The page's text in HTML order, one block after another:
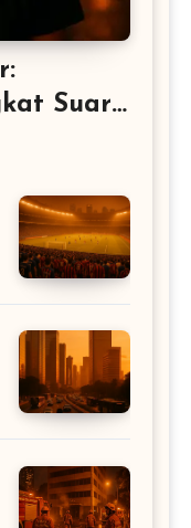
Suara